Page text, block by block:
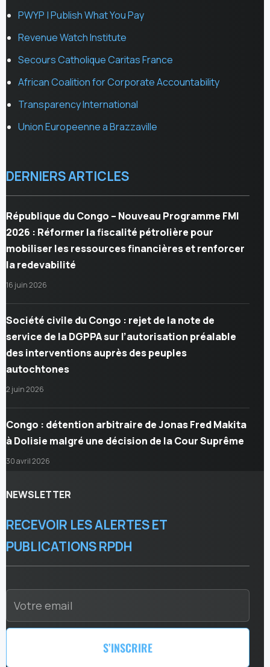
PWYP | Publish What You Pay
Revenue Watch Institute
Secours Catholique Caritas France
African Coalition for Corporate Accountability
Transparency International
Union Europeenne a Brazzaville
DERNIERS ARTICLES
République du Congo – Nouveau Programme FMI
2026 : Réformer la fiscalité pétrolière pour
mobiliser les ressources financières et renforcer
la redevabilité
16 juin 2026
Société civile du Congo : rejet de la note de
service de la DGPPA sur l’autorisation préalable
des interventions auprès des peuples
autochtones
2 juin 2026
Congo : détention arbitraire de Jonas Fred Makita
à Dolisie malgré une décision de la Cour Suprême
30 avril 2026
NEWSLETTER
RECEVOIR LES ALERTES ET
PUBLICATIONS RPDH
S’INSCRIRE